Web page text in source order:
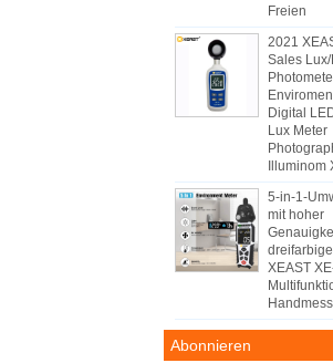
Freien
2021
Sales Lux/
Digital
Lux Meter
Illuminom
5-in-1-
mit hoher
XEAST
Abonnieren